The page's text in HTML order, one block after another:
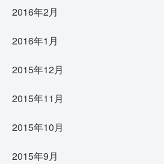
2016年2月
2016年1月
2015年12月
2015年11月
2015年10月
2015年9月